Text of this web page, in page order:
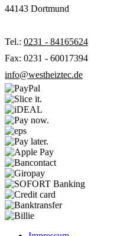
44143 Dortmund
Tel.: 0231 - 84165624
Fax: 0231 - 60017394
info@westheiztec.de